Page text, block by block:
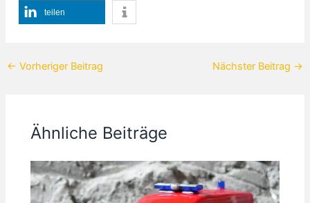
teilen
← Vorheriger Beitrag Nächster Beitrag →
Ähnliche Beiträge